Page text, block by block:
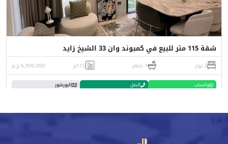
شقة 115 متر للبيع في كمبوند وان 33 الشيخ زايد
2 نوم 1 حمام 115م 6,900,000 ج.م
واتساب اتصل البورشور